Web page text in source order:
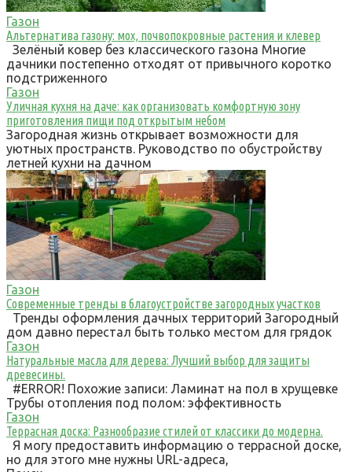
Газон
Альтернатива газону: мох, почвопокровные растения и клевер
Зелёный ковер без классического газона Многие
дачники постепенно отходят от привычного коротко
подстриженного
Газон
Уличная кухня на даче: как организовать комфортную зону
приготовления пищи под открытым небом
Загородная жизнь открывает возможности для
уютных пространств. Руководство по обустройству
летней кухни на дачном
Газон
Современные тренды в благоустройстве загородных участков
Тренды оформления дачных территорий Загородный
дом давно перестал быть только местом для грядок
Газон
Натуральные масла для дерева: Лучший выбор для защиты
древесины.
#ERROR! Похожие записи: Ламинат на пол в хрущевке
Трубы отопления под полом: эффективность
Газон
Террасная доска: Разнообразие стилей от классики до модерна.
Я могу предоставить информацию о террасной доске,
но для этого мне нужны URL-адреса,